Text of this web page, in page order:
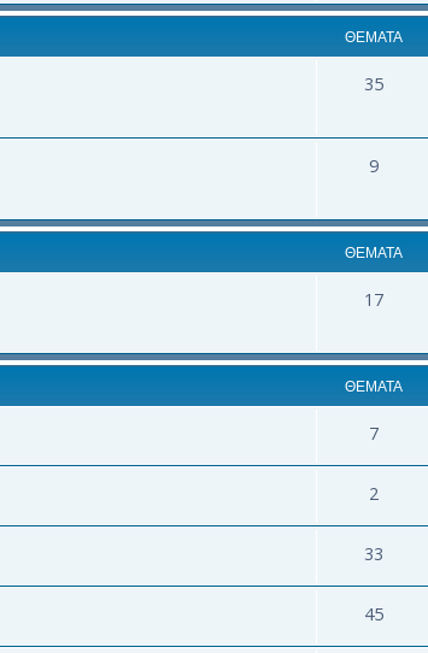
ΘΈΜΑΤΑ
35
9
ΘΈΜΑΤΑ
17
ΘΈΜΑΤΑ
7
2
33
45